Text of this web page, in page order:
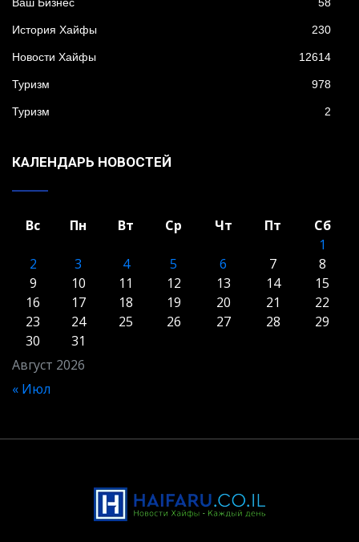
Ваш Бизнес 58
История Хайфы 230
Новости Хайфы 12614
Туризм 978
Туризм 2
КАЛЕНДАРЬ НОВОСТЕЙ
Август 2026
Вс Пн Вт Ср Чт Пт
Сб
1
2
3 4 5 6 7
8
9
10 11 12 13 14
15
16
17 18 19 20 21
22
23
24 25 26 27 28
29
30
31
« Июл